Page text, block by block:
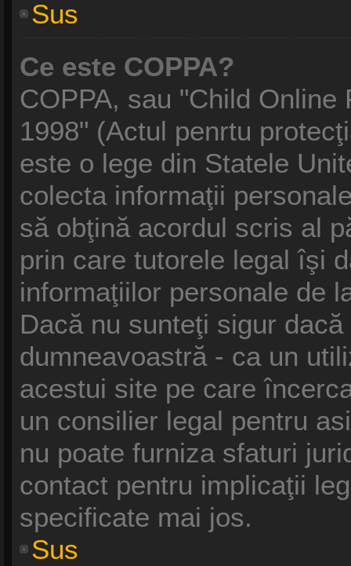
Sus
Ce este COPPA?
COPPA, sau "Child
1998" (Actul penrtu
este o lege din Statele
colecta informaţii
să obţină acordul scris al
prin care tutorele legal îşi
informaţiilor personale de
Dacă nu sunteţi sigur
dumneavoastră - ca un
acestui site pe care
un consilier legal pentru
nu poate furniza sfaturi
contact pentru implicaţii
specificate mai jos.
Sus